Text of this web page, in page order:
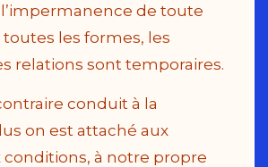
de toute
les formes, les
relations sont temporaires.
conduit à la
on est attaché aux
conditions, à notre propre